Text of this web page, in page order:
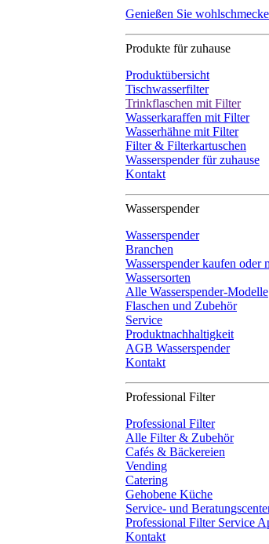
Genießen Sie
Produkte für zuhause
Produktübersicht
Tischwasserfilter
Trinkflaschen mit Filter
Wasserkaraffen mit Filter
Wasserhähne mit Filter
Filter & Filterkartuschen
Wasserspender für zuhause
Kontakt
Wasserspender
Wasserspender
Branchen
Wasserspender kaufen oder
Wassersorten
Alle Wasserspender-Modelle
Flaschen und Zubehör
Service
Produktnachhaltigkeit
AGB Wasserspender
Kontakt
Professional Filter
Professional Filter
Alle Filter & Zubehör
Cafés & Bäckereien
Vending
Catering
Gehobene Küche
Service- und
Professional Filter Service
Kontakt